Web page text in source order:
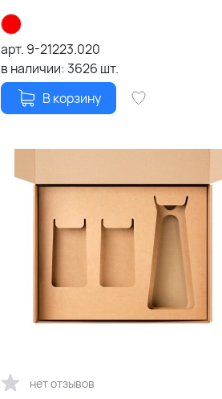
арт. 9-21223.020
в наличии:3626 шт.
В корзину
нет отзывов